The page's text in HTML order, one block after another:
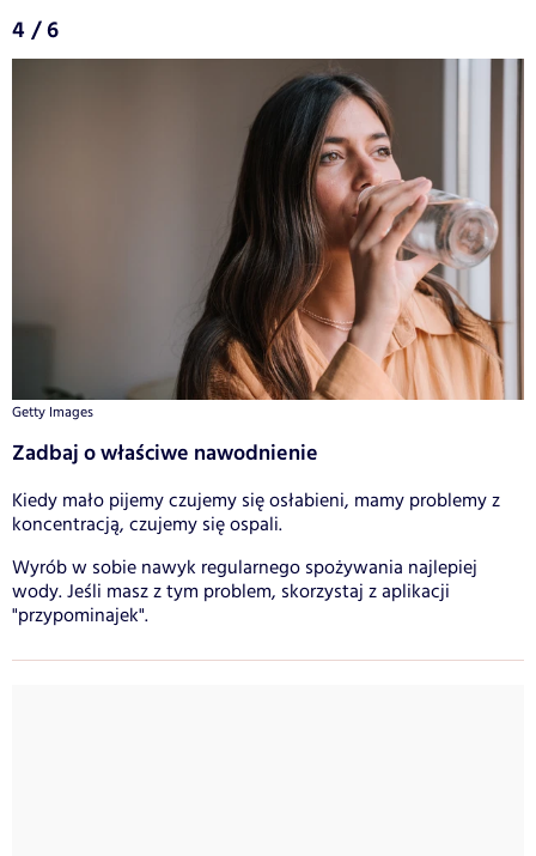
4 / 6
Getty Images
Zadbaj o właściwe nawodnienie
Kiedy mało pijemy czujemy się osłabieni, mamy problemy z
koncentracją, czujemy się ospali.
Wyrób w sobie nawyk regularnego spożywania najlepiej
wody. Jeśli masz z tym problem, skorzystaj z aplikacji
"przypominajek".